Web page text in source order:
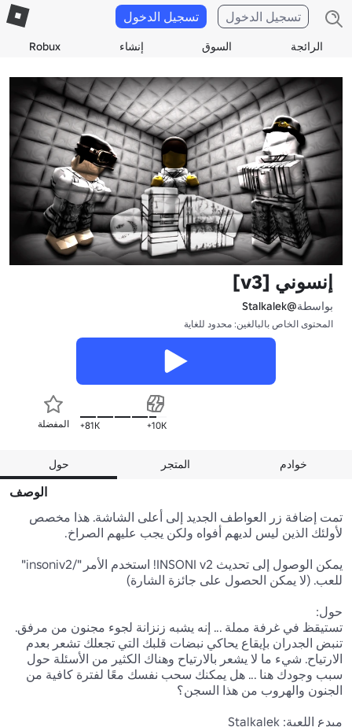
الرائجة السوق إنشاء Robux
تسجيل الدخول تسجيل الدخول
إنسوني [v3]
بواسطة@Stalkalek
المحتوى الخاص بالبالغين: محدود للغاية
المفضلة 81K+ 10K+
حول المتجر خوادم
الوصف